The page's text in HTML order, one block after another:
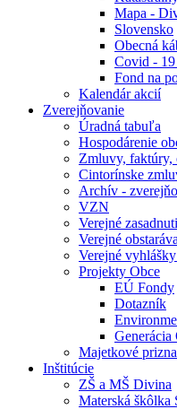
Mapa -
Slovensko
Obecná
Covid - 19
Fond na
Kalendár akcií
Zverejňovanie
Úradná tabuľa
Hospodárenie
Zmluvy, faktúry,
Cintorínske
Archív -
VZN
Verejné
Verejné
Verejné
Projekty Obce
EÚ Fondy
Dotazník
Majetkové
Inštitúcie
ZŠ a MŠ Divina
Materská škôlka